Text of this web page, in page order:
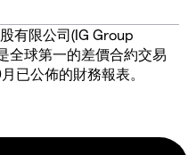
有限公司(IG Group
全球第一的差價合約交易
已公佈的財務報表。